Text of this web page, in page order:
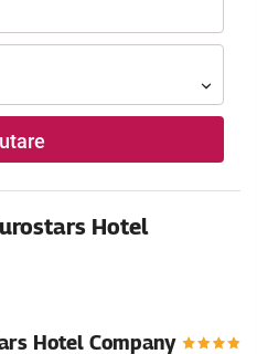
Hotel
Hotel Company